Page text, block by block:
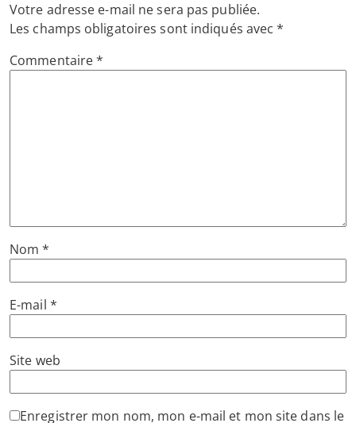
Votre adresse e-mail ne sera pas publiée.
Les champs obligatoires sont indiqués avec*
Commentaire*
Nom*
E-mail *
Site web
Enregistrer mon nom, mon e-mail et mon site dans le